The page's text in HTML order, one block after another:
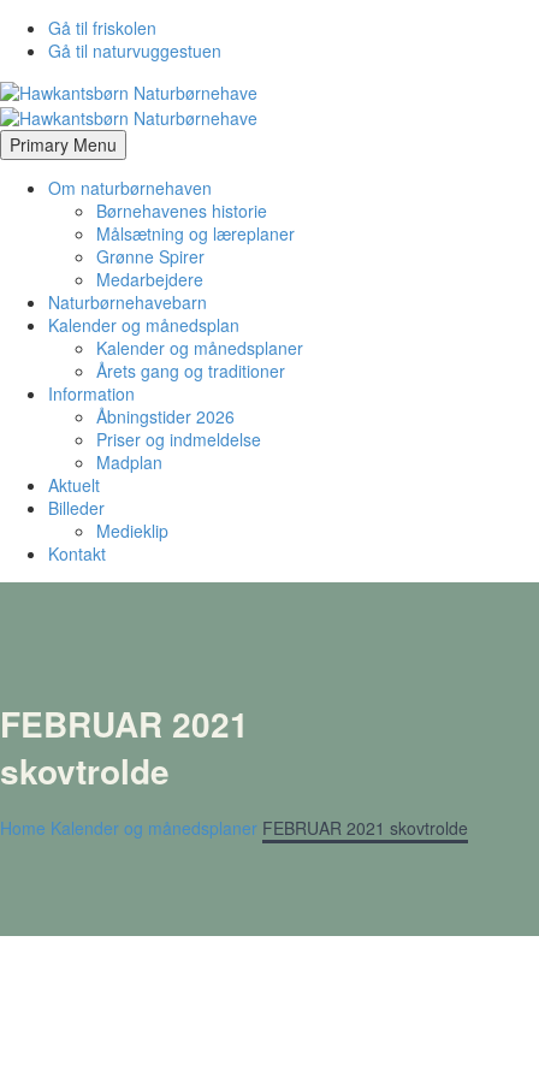
Gå til friskolen
Gå til naturvuggestuen
Primary Menu
Om naturbørnehaven
Børnehavenes historie
Målsætning og læreplaner
Grønne Spirer
Medarbejdere
Naturbørnehavebarn
Kalender og månedsplan
Kalender og månedsplaner
Årets gang og traditioner
Information
Åbningstider 2026
Priser og indmeldelse
Madplan
Aktuelt
Billeder
Medieklip
Kontakt
FEBRUAR 2021
skovtrolde
Home Kalender og månedsplaner FEBRUAR 2021 skovtrolde